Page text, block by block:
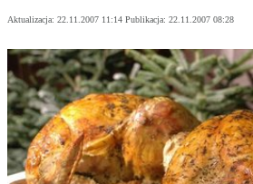
Aktualizacja: 22.11.2007 11:14 Publikacja: 22.11.2007 08:28